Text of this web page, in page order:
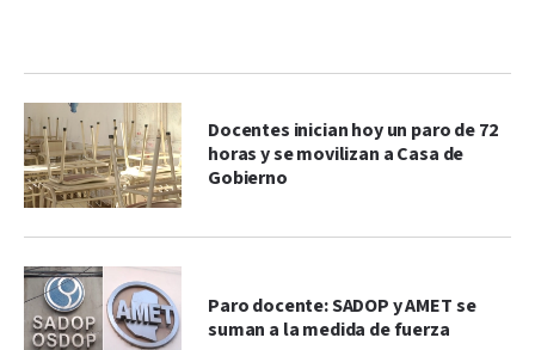
Docentes inician hoy un paro de 72
horas y se movilizan a Casa de
Gobierno
Paro docente: SADOP y AMET se
suman a la medida de fuerza